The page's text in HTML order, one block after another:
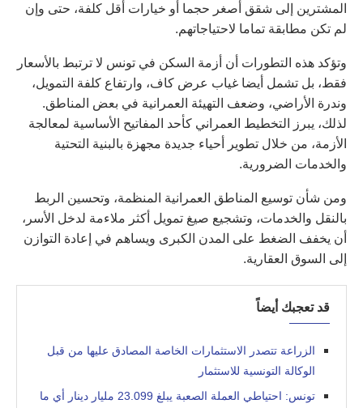
المشترين إلى شقق أصغر حجما أو خيارات أقل كلفة، حتى وإن
لم تكن مطابقة تماما لاحتياجاتهم.
وتؤكد هذه التطورات أن أزمة السكن في تونس لا ترتبط بالأسعار
فقط، بل تشمل أيضا غياب عرض كاف، وارتفاع كلفة التمويل،
وندرة الأراضي، وضعف التهيئة العمرانية في بعض المناطق.
لذلك، يبرز التخطيط العمراني كأحد المفاتيح الأساسية لمعالجة
الأزمة، من خلال تطوير أحياء جديدة مجهزة بالبنية التحتية
والخدمات الضرورية.
ومن شأن توسيع المناطق العمرانية المنظمة، وتحسين الربط
بالنقل والخدمات، وتشجيع صيغ تمويل أكثر ملاءمة لدخل الأسر،
أن يخفف الضغط على المدن الكبرى ويساهم في إعادة التوازن
إلى السوق العقارية.
قد تعجبك أيضاً
الزراعة تتصدر الاستثمارات الخاصة المصادق عليها من قبل
الوكالة التونسية للاستثمار
تونس: احتياطي العملة الصعبة يبلغ 23.099 مليار دينار أي ما